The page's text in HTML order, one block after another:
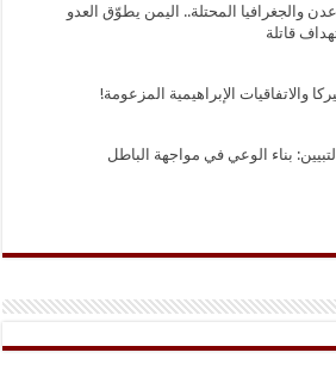
والجغرافيا المحتلة.. اليمن يطوّق العدو
قاتلة
والاتفاقيات الإبراهيمية المزعومة!
بناء الوعي في مواجهة الباطل